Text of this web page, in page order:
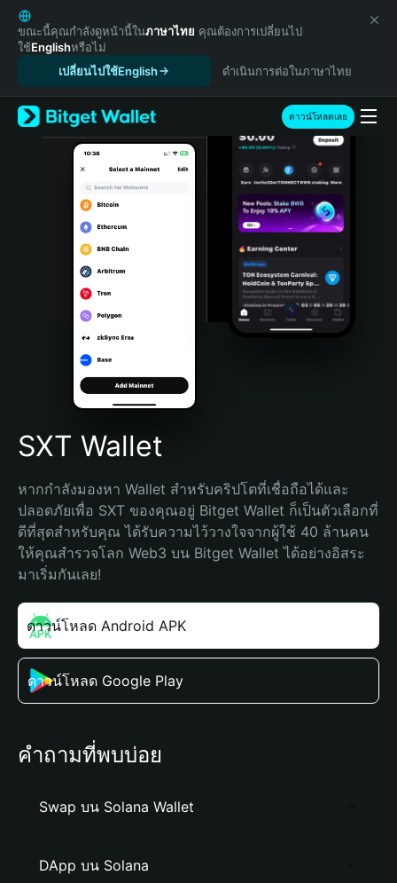
English
日本語
Tiếng Việt
Español (Latinoamérica)
Türkçe
Italiano
Português (Portugal)
Bahasa Indonesia
Português (Brasil)
Español (Argentina)
ขณะนี้คุณกำลังดูหน้านี้ในภาษาไทย คุณต้องการเปลี่ยนไป
ใช้Englishหรือไม่
เปลี่ยนไปใช้English
ดำเนินการต่อในภาษาไทย
ดาวน์โหลดเลย
SXT Wallet
หากกำลังมองหา Wallet สำหรับคริปโตที่เชื่อถือได้และ
ปลอดภัยเพื่อ SXT ของคุณอยู่ Bitget Wallet ก็เป็นตัวเลือกที่
ดีที่สุดสำหรับคุณ ได้รับความไว้วางใจจากผู้ใช้ 40 ล้านคน
ให้คุณสำรวจโลก Web3 บน Bitget Wallet ได้อย่างอิสระ
มาเริ่มกันเลย!
ดาวน์โหลด Android APK
ดาวน์โหลด Google Play
คำถามที่พบบ่อย
Swap บน Solana Wallet
DApp บน Solana